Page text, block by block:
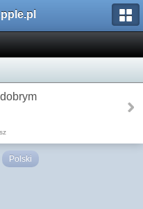
Polski